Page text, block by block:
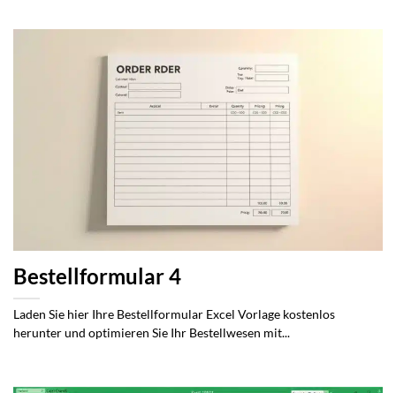
Bestellformular 4
Laden Sie hier Ihre Bestellformular Excel Vorlage kostenlos
herunter und optimieren Sie Ihr Bestellwesen mit...